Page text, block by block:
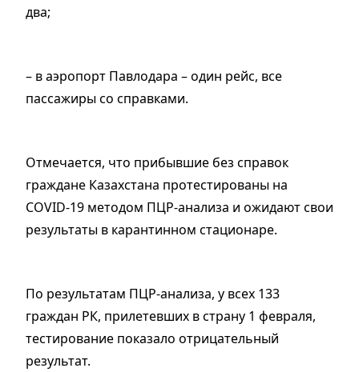
два;
– в аэропорт Павлодара – один рейс, все
пассажиры со справками.
Отмечается, что прибывшие без справок
граждане Казахстана протестированы на
COVID-19 методом ПЦР-анализа и ожидают свои
результаты в карантинном стационаре.
По результатам ПЦР-анализа, у всех 133
граждан РК, прилетевших в страну 1 февраля,
тестирование показало отрицательный
результат.